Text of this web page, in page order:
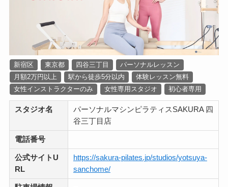
新宿区 東京都 四谷三丁目
パーソナルレッスン
月額2万円以上
駅から徒歩5分以内
体験レッスン無料
女性インストラクターのみ
女性専用スタジオ 初心者専用
スタジオ名
パーソナルマシンピラティスSAKURA 四
谷三丁目店
電話番号
公式サイトU
RL
https://sakura-pilates.jp/studios/yotsuya-
sanchome/